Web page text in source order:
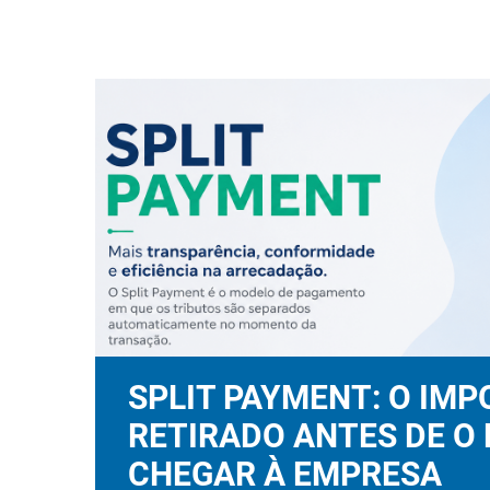
SPLIT PAYMENT: O
RETIRADO ANTES DE O
CHEGAR À EMPRESA